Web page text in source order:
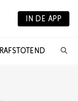
IN DE APP